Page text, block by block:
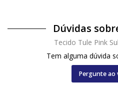
Dúvidas
Tecido Tule Pink
Tem alguma dúvida
Pergunte ao